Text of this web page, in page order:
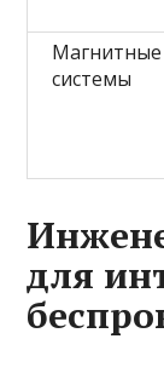
Магнитные
системы
для